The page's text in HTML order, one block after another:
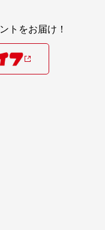
トをお届け！